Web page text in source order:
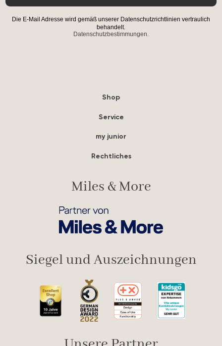
Die E-Mail Adresse wird gemäß unserer Datenschutzrichtlinien vertraulich
behandelt.
Datenschutzbestimmungen.
Shop
Service
my junior
Rechtliches
Miles & More
Siegel und Auszeichnungen